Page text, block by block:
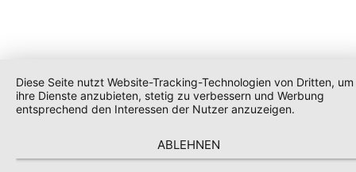
Diese Seite nutzt Website-Tracking-Technologien von Dritten, um
ihre Dienste anzubieten, stetig zu verbessern und Werbung
entsprechend den Interessen der Nutzer anzuzeigen.
ABLEHNEN